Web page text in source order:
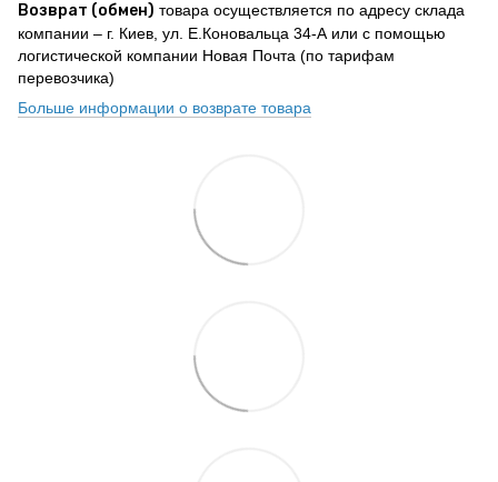
Возврат (обмен) товара осуществляется по адресу склада
компании – г. Киев, ул. Е.Коновальца 34-А или с помощью
логистической компании Новая Почта (по тарифам
перевозчика)
Больше информации о возврате товара